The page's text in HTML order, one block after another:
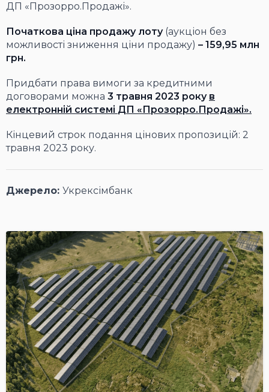
ДП «Прозорро.Продажі».
Початкова ціна продажу лоту (аукціон без
можливості зниження ціни продажу) – 159,95 млн
грн.
Придбати права вимоги за кредитними
договорами можна 3 травня 2023 року в
електронній системі ДП «Прозорро.Продажі».
Кінцевий строк подання цінових пропозицій: 2
травня 2023 року.
Джерело: Укрексімбанк